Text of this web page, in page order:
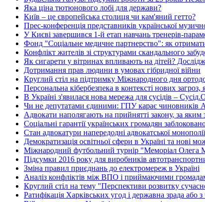
Яка ціна тютюнового лобі для держави?
Київ – це європейська столиця чи кам'яний гетто?
Прес-конференція представників української
У Києві завершився 1-й етап навчань тренерів-
Фонд "Соціальне медичне партнерство": як
Конфлікт жителів зі структурами скандального
Як сигарети у вітринах впливають на дітей?
Дотримання прав людини в умовах гібридної війни
Круглий стіл на підтримку Міжнародного дня
Персональна кібербезпека в контексті нових
В Україні з'явилася нова мережа для сусідів –
Чи не депутатами єдиними: ГПУ карає чиновників
Адвокати наполягають на прийнятті закону, за яким
Соціальні гарантії українських громадян
Стан адвокатури напередодні адвокатської монополії
Демократизація освітньої сфери в Україні та нові
Міжнародний футбольний турнір "Меморіал Олега
Підсумки 2016 року для виробників
Зміна правил приєднань до електромереж в Україні
Аналіз конфліктів між ВПО і приймаючими
Круглий стіл на тему "Перспективи розвитку
Ратифікація Харківських угод і державна зрада або